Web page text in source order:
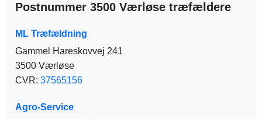
Postnummer 3500 Værløse træfældere
ML Træfældning
Gammel Hareskovvej 241
3500 Værløse
CVR: 37565156
Agro-Service